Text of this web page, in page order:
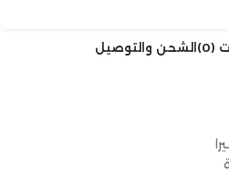
(0) الشحن والتوصيل